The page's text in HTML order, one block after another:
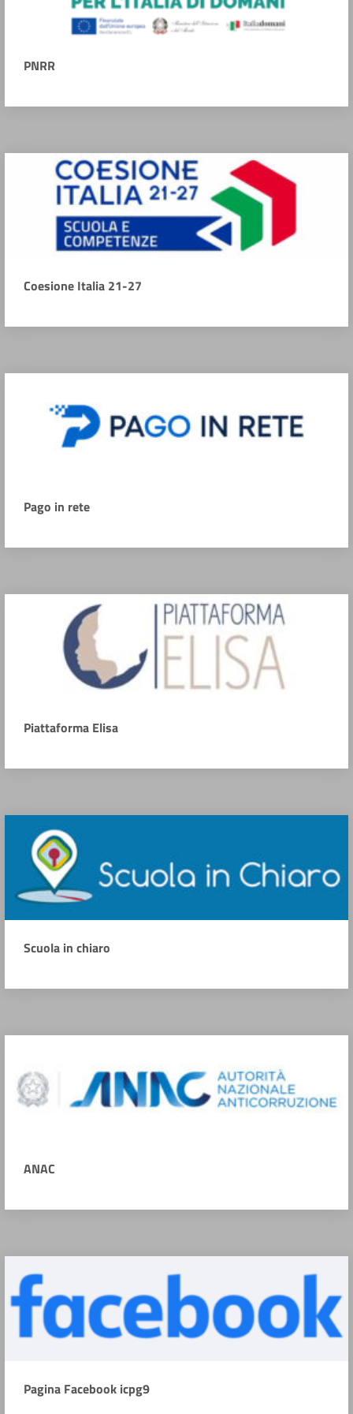
PNRR
Coesione Italia 21-27
Pago in rete
Piattaforma Elisa
Scuola in chiaro
ANAC
Pagina Facebook icpg9